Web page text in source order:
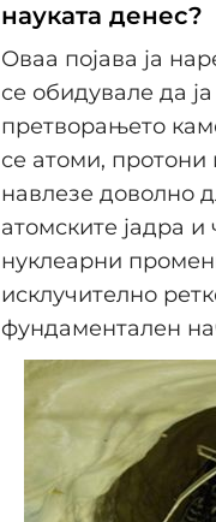
науката денес?
Оваа појава ја
се обидувале да
претворањето
се атоми, протони
навлезе доволно
атомските јадра
нуклеарни
исклучително
фундаментален